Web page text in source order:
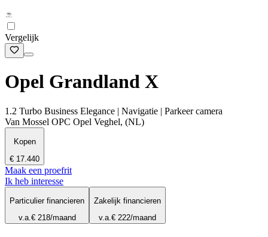
Vergelijk
Opel Grandland X
1.2 Turbo Business Elegance | Navigatie | Parkeer camera
Van Mossel OPC Opel Veghel, (NL)
Kopen
€ 17.440
Maak een proefrit
Ik heb interesse
Particulier financieren
v.a.€ 218/maand
Zakelijk financieren
v.a.€ 222/maand